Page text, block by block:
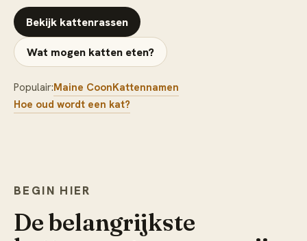
Bekijk kattenrassen
Wat mogen katten eten?
Populair:Maine CoonKattennamen
Hoe oud wordt een kat?
BEGIN HIER
De belangrijkste